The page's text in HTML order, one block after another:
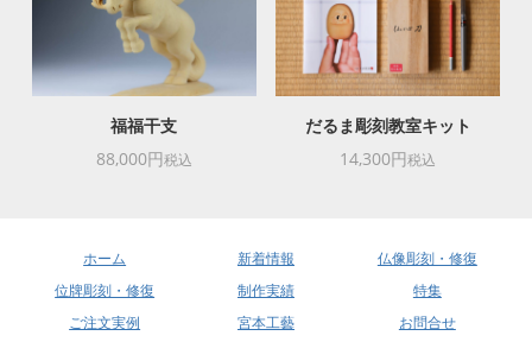
福福干支
88,000円税込
だるま彫刻教室キット
14,300円税込
ホーム 新着情報
仏像彫刻・修復
位牌彫刻・修復
制作実績
特集
ご注文実例
宮本工藝
お問合せ